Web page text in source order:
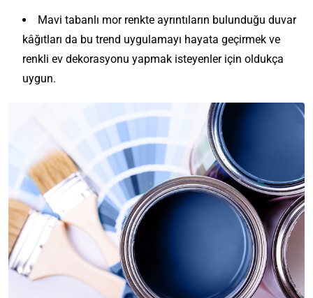
Mavi tabanlı mor renkte ayrıntıların bulunduğu duvar
kâğıtları da bu trend uygulamayı hayata geçirmek ve
renkli ev dekorasyonu yapmak isteyenler için oldukça
uygun.